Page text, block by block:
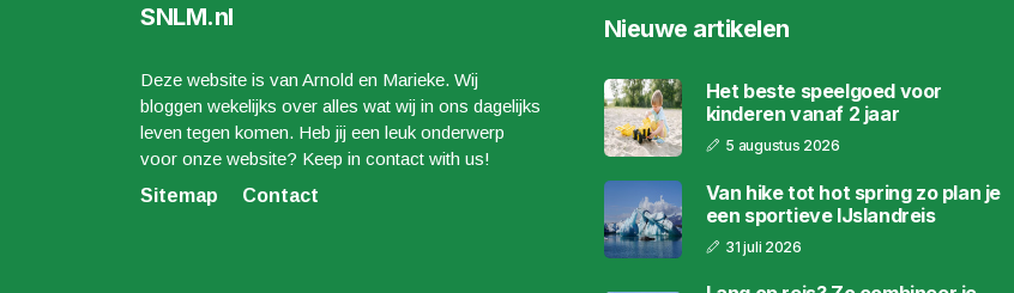
SNLM.nl
Deze website is van Arnold en Marieke. Wij
bloggen wekelijks over alles wat wij in ons dagelijks
leven tegen komen. Heb jij een leuk onderwerp
voor onze website? Keep in contact with us!
Sitemap
Contact
Nieuwe artikelen
Het beste speelgoed voor
kinderen vanaf 2 jaar
5 augustus 2026
Van hike tot hot spring zo plan je
een sportieve IJslandreis
31 juli 2026